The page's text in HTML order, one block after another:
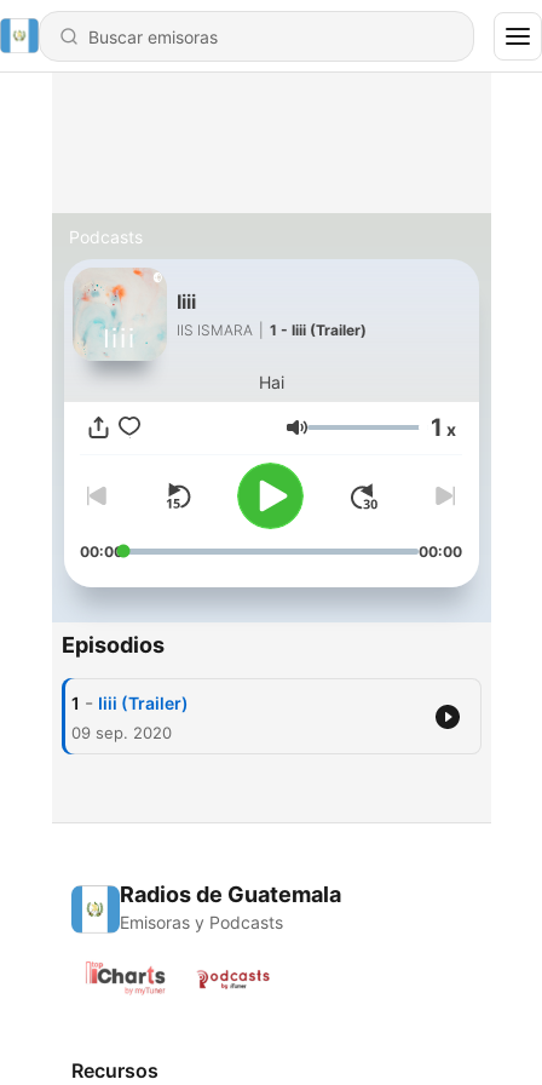
Podcasts
Iiii
IIS ISMARA 1 - Iiii (Trailer)
Hai
Volumen 1 x
00:00 00:00
Episodios
1 - Iiii (Trailer)
09 sep. 2020
Radios de Guatemala
Emisoras y Podcasts
Recursos